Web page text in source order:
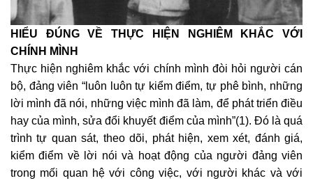
HIỂU ĐÚNG VỀ THỰC HIỆN NGHIÊM KHẮC VỚI
CHÍNH MÌNH
Thực hiện nghiêm khắc với chính mình đòi hỏi người cán
bộ, đảng viên “luôn luôn tự kiểm điểm, tự phê bình, những
lời mình đã nói, những việc mình đã làm, để phát triển điều
hay của mình, sửa đổi khuyết điểm của mình”(1). Đó là quá
trình tự quan sát, theo dõi, phát hiện, xem xét, đánh giá,
kiểm điểm về lời nói và hoạt động của người đảng viên
trong mối quan hệ với công việc, với người khác và với